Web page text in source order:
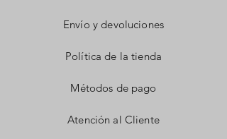
Envío y devoluciones
Política de la tienda
Métodos de pago
Atención al Cliente